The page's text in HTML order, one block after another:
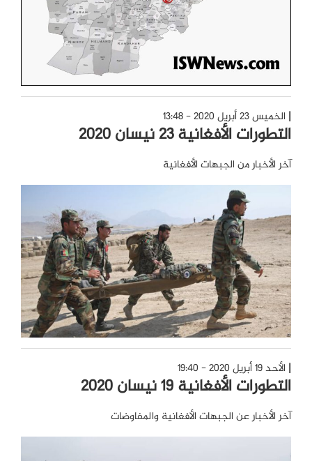
الخميس 23 أبريل 2020 - 13:48
التطورات الأفغانية 23 نيسان 2020
آخر الأخبار من الجبهات الأفغانية
الأحد 19 أبريل 2020 - 19:40
التطورات الأفغانية 19 نيسان 2020
آخر الأخبار عن الجبهات الأفغانية والمفاوضات